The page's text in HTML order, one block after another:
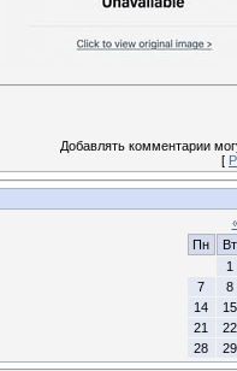
Добавлять комментарии
[
Пн
Вт
1
7
8
14
15
21
22
28
29